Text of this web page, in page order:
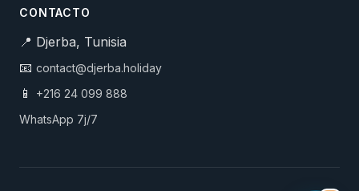
CONTACTO
📍 Djerba, Tunisia
📧 contact@djerba.holiday
📱
+216 24 099 888
WhatsApp 7j/7